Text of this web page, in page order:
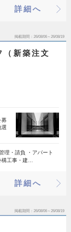
詳細へ
掲載期間 26/08/06～26/08/19
（新築注文
募
選
理・請負 ・アパート
構工事・建…
詳細へ
掲載期間 26/08/06～26/08/19